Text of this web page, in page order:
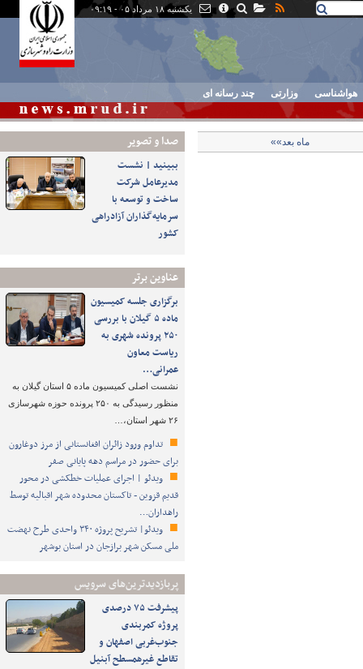
یکشنبه ۱۸ مرداد ۰۵ - ۰۹:۱۹
هواشناسی وزارتی چند رسانه ای
صدا و تصوير
ببینید | نشست
مدیرعامل شرکت
ساخت و توسعه با
سرمایه‌گذاران آزادراهی
کشور
عناوین برتر
برگزاری جلسه کمیسیون
ماده ۵ گیلان با بررسی
۲۵۰ پرونده شهری به
ریاست معاون
عمرانی…
نشست اصلی کمیسیون ماده ۵ استان گیلان به
منظور رسیدگی به ۲۵۰ پرونده حوزه شهرسازی
۲۶ شهر استان،…
تداوم ورود زائران افغانستانی از مرز دوغارون
برای حضور در مراسم دهه پایانی صفر
ویدئو | اجرای عملیات خطکشی در محور
قدیم قزوین - تاکستان محدوده شهر اقبالیه توسط
راهداران…
ویدئو| تشریح پروژه ۳۴۰ واحدی طرح نهضت
ملی مسکن شهر برازجان در استان بوشهر
پربازدیدترین‌های سرویس
پیشرفت ۷۵ درصدی
پروژه کمربندی
جنوب‌غربی اصفهان و
تقاطع غیرهمسطح آبنیل
ماه بعد»»